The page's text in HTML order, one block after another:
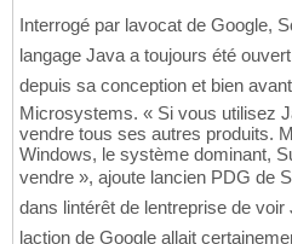
Interrogé par lavocat de Google,
langage Java a toujours été ouvert
depuis sa conception et bien avant
Microsystems. « Si vous utilisez
vendre tous ses autres produits.
Windows, le système dominant,
vendre », ajoute lancien PDG de
dans lintérêt de lentreprise de
laction de Google allait